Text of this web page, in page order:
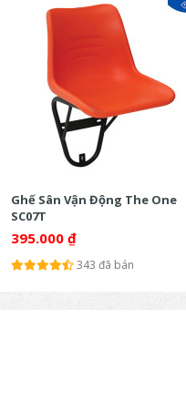
Ghế Sân Vận Động The One
SC07T
395.000 ₫
343 đã bán